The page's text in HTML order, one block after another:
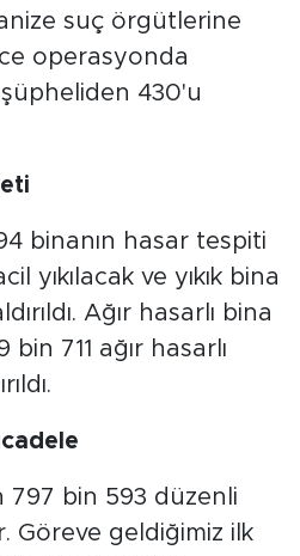
suç örgütlerine
operasyonda
430'u
binanın hasar tespiti
yıkılacak ve yıkık bina
Ağır hasarlı bina
bin 711 ağır hasarlı
797 bin 593 düzenli
Göreve geldiğimiz ilk